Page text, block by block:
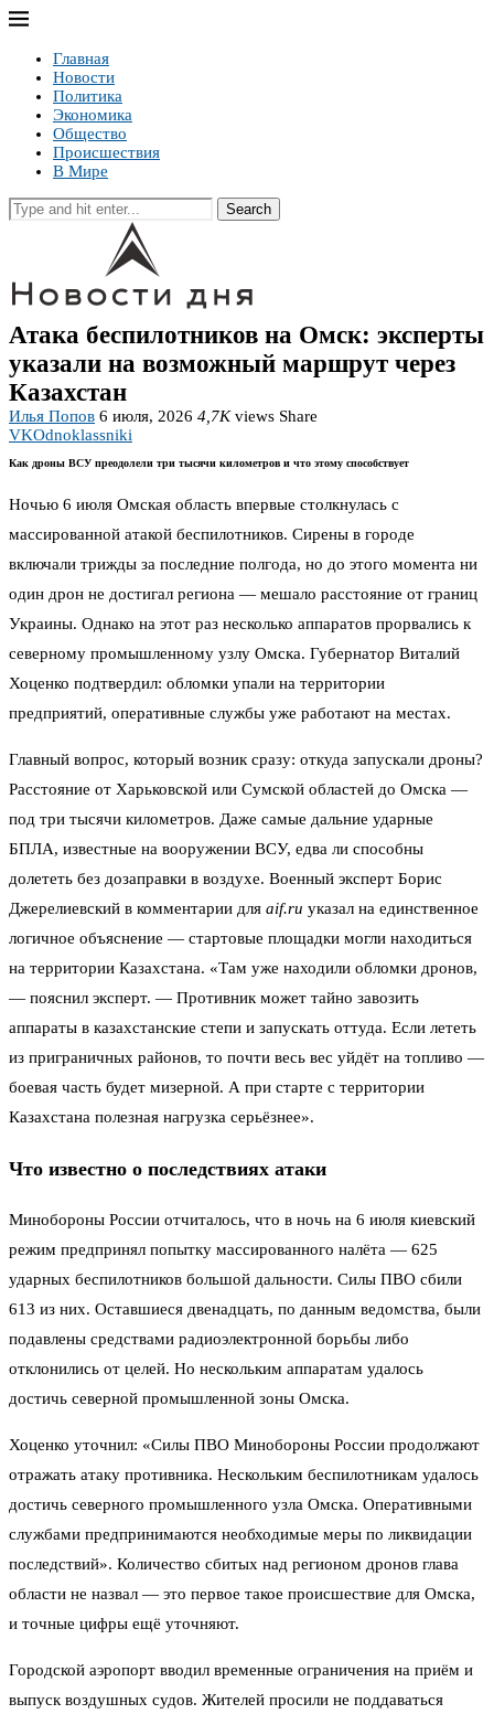
Главная
Новости
Политика
Экономика
Общество
Происшествия
В Мире
Search
Атака беспилотников на Омск: эксперты
указали на возможный маршрут через
Казахстан
Илья Попов 6 июля, 2026 4,7Kviews Share
VKOdnoklassniki
Как дроны ВСУ преодолели три тысячи километров и что этому способствует
Ночью 6 июля Омская область впервые столкнулась с
массированной атакой беспилотников. Сирены в городе
включали трижды за последние полгода, но до этого момента ни
один дрон не достигал региона — мешало расстояние от границ
Украины. Однако на этот раз несколько аппаратов прорвались к
северному промышленному узлу Омска. Губернатор Виталий
Хоценко подтвердил: обломки упали на территории
предприятий, оперативные службы уже работают на местах.
Главный вопрос, который возник сразу: откуда запускали дроны?
Расстояние от Харьковской или Сумской областей до Омска —
под три тысячи километров. Даже самые дальние ударные
БПЛА, известные на вооружении ВСУ, едва ли способны
долететь без дозаправки в воздухе. Военный эксперт Борис
Джерелиевский в комментарии для aif.ru указал на единственное
логичное объяснение — стартовые площадки могли находиться
на территории Казахстана. «Там уже находили обломки дронов,
— пояснил эксперт. — Противник может тайно завозить
аппараты в казахстанские степи и запускать оттуда. Если лететь
из приграничных районов, то почти весь вес уйдёт на топливо —
боевая часть будет мизерной. А при старте с территории
Казахстана полезная нагрузка серьёзнее».
Что известно о последствиях атаки
Минобороны России отчиталось, что в ночь на 6 июля киевский
режим предпринял попытку массированного налёта — 625
ударных беспилотников большой дальности. Силы ПВО сбили
613 из них. Оставшиеся двенадцать, по данным ведомства, были
подавлены средствами радиоэлектронной борьбы либо
отклонились от целей. Но нескольким аппаратам удалось
достичь северной промышленной зоны Омска.
Хоценко уточнил: «Силы ПВО Минобороны России продолжают
отражать атаку противника. Нескольким беспилотникам удалось
достичь северного промышленного узла Омска. Оперативными
службами предпринимаются необходимые меры по ликвидации
последствий». Количество сбитых над регионом дронов глава
области не назвал — это первое такое происшествие для Омска,
и точные цифры ещё уточняют.
Городской аэропорт вводил временные ограничения на приём и
выпуск воздушных судов. Жителей просили не поддаваться